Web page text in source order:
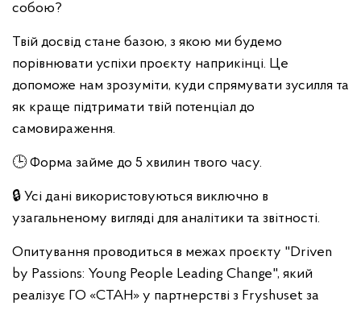
собою?
Твій досвід стане базою, з якою ми будемо
порівнювати успіхи проєкту наприкінці. Це
допоможе нам зрозуміти, куди спрямувати зусилля та
як краще підтримати твій потенціал до
самовираження.
🕒 Форма займе до 5 хвилин твого часу.
🔒 Усі дані використовуються виключно в
узагальненому вигляді для аналітики та звітності.
Опитування проводиться в межах проєкту "Driven
by Passions: Young People Leading Change", який
реалізує ГО «СТАН» у партнерстві з Fryshuset за